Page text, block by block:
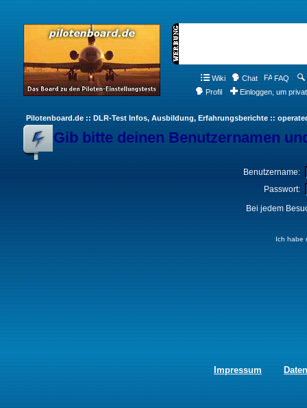
Wiki Chat FAQ
Profil
Einloggen, um
Pilotenboard.de :: DLR-Test Infos, Ausbildung, Erfahrungsberichte ::
Gib bitte deinen Benutzernamen
Benutzername:
Passwort:
Bei jedem
Ich habe
Impressum